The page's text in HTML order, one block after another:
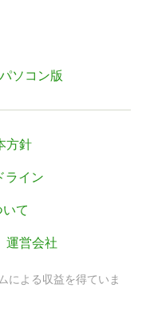
パソコン版
方針
ライン
て
運営会社
による収益を得ていま